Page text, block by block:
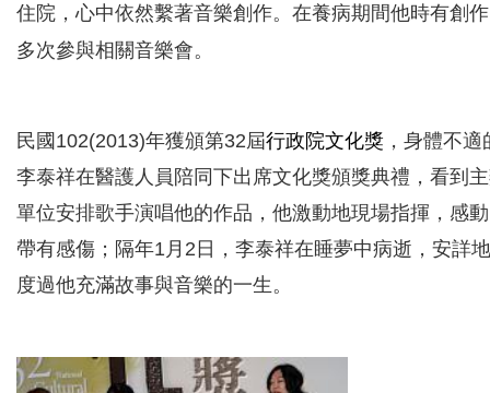
住院，心中依然繫著音樂創作。在養病期間他時有創
多次參與相關音樂會。
民國102(2013)年獲頒第32屆行政院文化獎 ，身體不適
李泰祥在醫護人員陪同下出席文化獎頒獎典禮，看到
單位安排歌手演唱他的作品，他激動地現場指揮，感
帶有感傷；隔年1月2日，李泰祥在睡夢中病逝，安詳地
度過他充滿故事與音樂的一生。